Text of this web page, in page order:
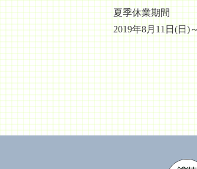
夏季休業期間
2019年8月11日(日)